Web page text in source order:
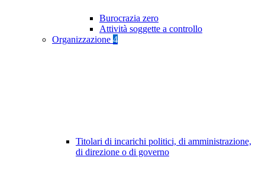
Burocrazia zero
Attività soggette a controllo
Organizzazione 4
Titolari di incarichi politici, di amministrazione,
di direzione o di governo